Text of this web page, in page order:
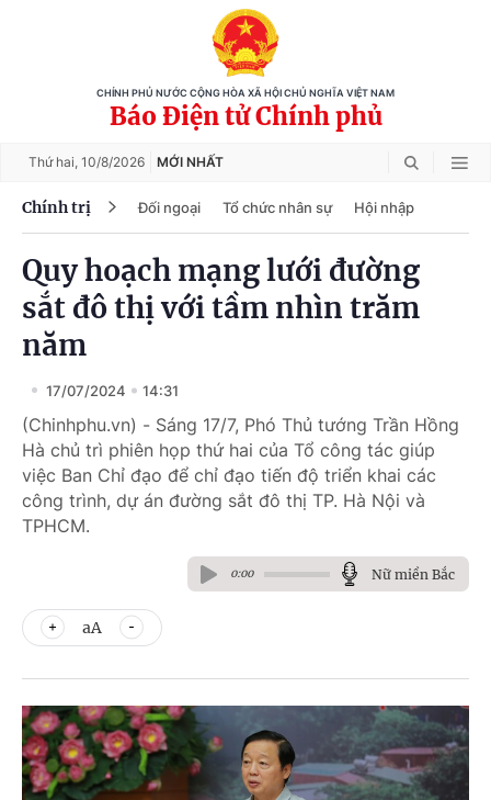
CHÍNH PHỦ NƯỚC CỘNG HÒA XÃ HỘI CHỦ NGHĨA VIỆT NAM
Báo Điện tử Chính phủ
Thứ hai, 10/8/2026 MỚI NHẤT
Chính trị Đối ngoại Tổ chức nhân sự Hội nhập
Quy hoạch mạng lưới đường
sắt đô thị với tầm nhìn trăm
năm
17/07/2024 14:31
(Chinhphu.vn) - Sáng 17/7, Phó Thủ tướng Trần Hồng
Hà chủ trì phiên họp thứ hai của Tổ công tác giúp
việc Ban Chỉ đạo để chỉ đạo tiến độ triển khai các
công trình, dự án đường sắt đô thị TP. Hà Nội và
TPHCM.
0:00 Nữ miền Bắc
aA